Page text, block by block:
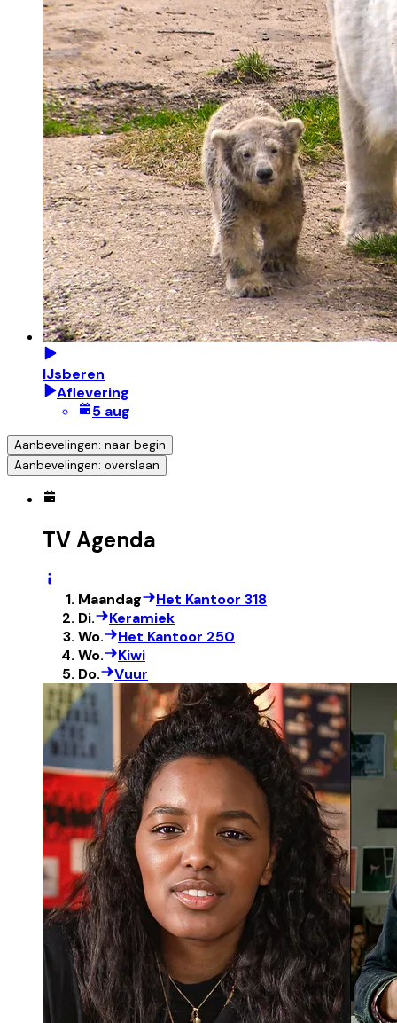
IJsberen
Aflevering
5 aug
Aanbevelingen: naar begin
Aanbevelingen: overslaan
TV Agenda
Maandag
Het Kantoor 318
Di.
Keramiek
Wo.
Het Kantoor 250
Wo.
Kiwi
Do.
Vuur